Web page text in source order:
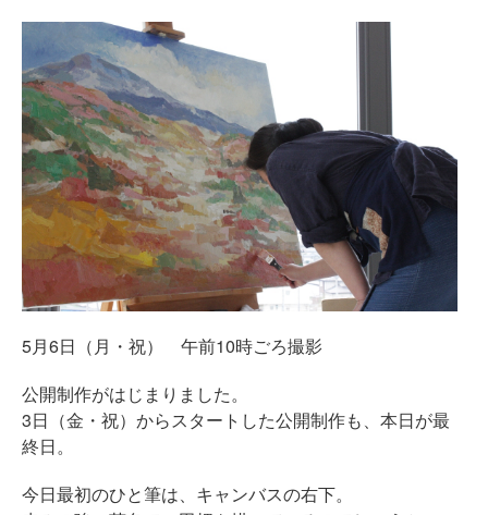
5月6日（月・祝） 午前10時ごろ撮影
公開制作がはじまりました。
3日（金・祝）からスタートした公開制作も、本日が最
終日。
今日最初のひと筆は、キャンバスの右下。